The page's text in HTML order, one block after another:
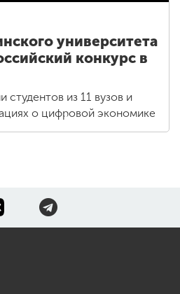
университета
конкурс в
из 11 вузов и
о цифровой экономике